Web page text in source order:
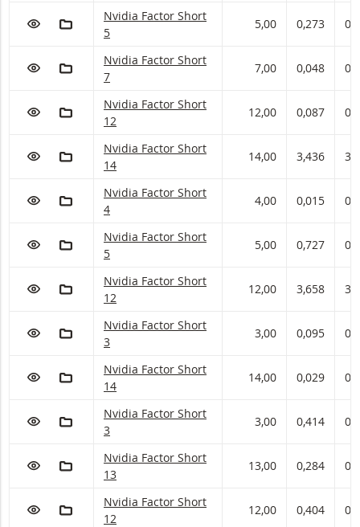
VOEG TOE AAN WATCHLIST
AAN PORTFOLIO TOEVOEGEN
Nvidia Factor met ISIN code:
Nvidia Factor Short
5
5,00 0,273
VOEG TOE AAN WATCHLIST
AAN PORTFOLIO TOEVOEGEN
Nvidia Factor met ISIN code:
Nvidia Factor Short
7
7,00 0,048
VOEG TOE AAN WATCHLIST
AAN PORTFOLIO TOEVOEGEN
Nvidia Factor met ISIN code:
Nvidia Factor Short
12
12,00 0,087
VOEG TOE AAN WATCHLIST
AAN PORTFOLIO TOEVOEGEN
Nvidia Factor met ISIN code:
Nvidia Factor Short
14
14,00 3,436
VOEG TOE AAN WATCHLIST
AAN PORTFOLIO TOEVOEGEN
Nvidia Factor met ISIN code:
Nvidia Factor Short
4
4,00 0,015
VOEG TOE AAN WATCHLIST
AAN PORTFOLIO TOEVOEGEN
Nvidia Factor met ISIN code:
Nvidia Factor Short
5
5,00 0,727
VOEG TOE AAN WATCHLIST
AAN PORTFOLIO TOEVOEGEN
Nvidia Factor met ISIN code:
Nvidia Factor Short
12
12,00 3,658
VOEG TOE AAN WATCHLIST
AAN PORTFOLIO TOEVOEGEN
Nvidia Factor met ISIN code:
Nvidia Factor Short
3
3,00 0,095
VOEG TOE AAN WATCHLIST
AAN PORTFOLIO TOEVOEGEN
Nvidia Factor met ISIN code:
Nvidia Factor Short
14
14,00 0,029
VOEG TOE AAN WATCHLIST
AAN PORTFOLIO TOEVOEGEN
Nvidia Factor met ISIN code:
Nvidia Factor Short
3
3,00 0,414
VOEG TOE AAN WATCHLIST
AAN PORTFOLIO TOEVOEGEN
Nvidia Factor met ISIN code:
Nvidia Factor Short
13
13,00 0,284
VOEG TOE AAN WATCHLIST
AAN PORTFOLIO TOEVOEGEN
Nvidia Factor met ISIN code:
Nvidia Factor Short
12
12,00 0,404